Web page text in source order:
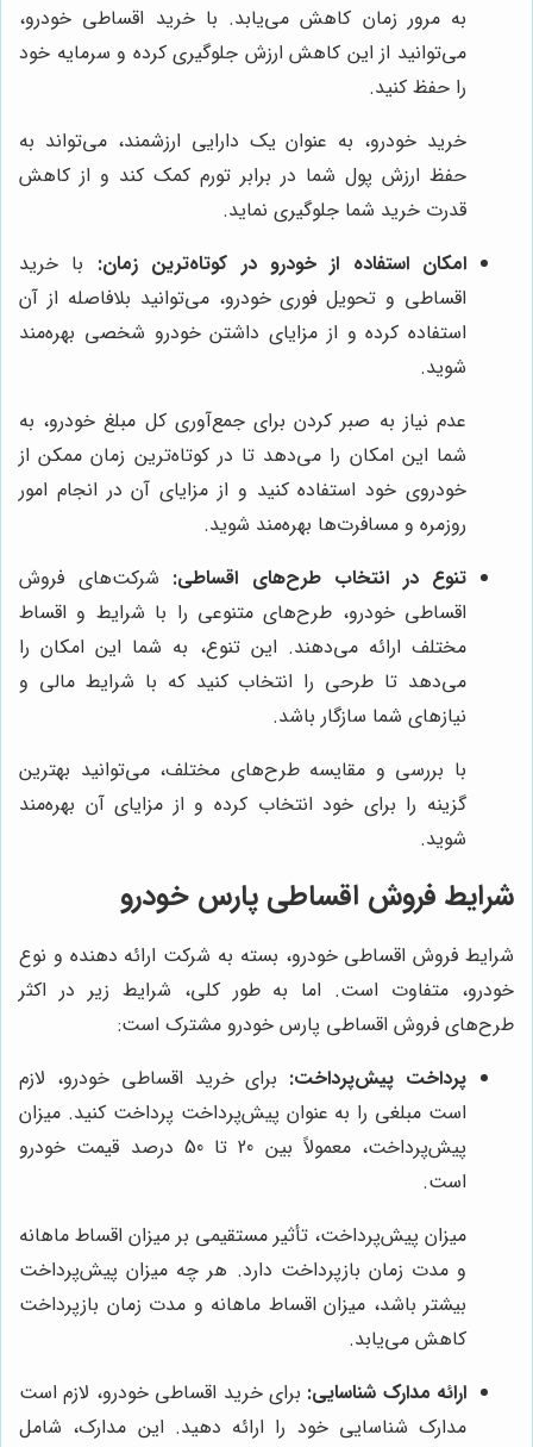
به مرور زمان کاهش می‌یابد. با خرید اقساطی خودرو،
می‌توانید از این کاهش ارزش جلوگیری کرده و سرمایه خود
را حفظ کنید.
خرید خودرو، به عنوان یک دارایی ارزشمند، می‌تواند به
حفظ ارزش پول شما در برابر تورم کمک کند و از کاهش
قدرت خرید شما جلوگیری نماید.
امکان استفاده از خودرو در کوتاه‌ترین زمان: با خرید
اقساطی و تحویل فوری خودرو، می‌توانید بلافاصله از آن
استفاده کرده و از مزایای داشتن خودرو شخصی بهره‌مند
شوید.
عدم نیاز به صبر کردن برای جمع‌آوری کل مبلغ خودرو، به
شما این امکان را می‌دهد تا در کوتاه‌ترین زمان ممکن از
خودروی خود استفاده کنید و از مزایای آن در انجام امور
روزمره و مسافرت‌ها بهره‌مند شوید.
تنوع در انتخاب طرح‌های اقساطی: شرکت‌های فروش
اقساطی خودرو، طرح‌های متنوعی را با شرایط و اقساط
مختلف ارائه می‌دهند. این تنوع، به شما این امکان را
می‌دهد تا طرحی را انتخاب کنید که با شرایط مالی و
نیازهای شما سازگار باشد.
با بررسی و مقایسه طرح‌های مختلف، می‌توانید بهترین
گزینه را برای خود انتخاب کرده و از مزایای آن بهره‌مند
شوید.
شرایط فروش اقساطی پارس خودرو
شرایط فروش اقساطی خودرو، بسته به شرکت ارائه دهنده و نوع
خودرو، متفاوت است. اما به طور کلی، شرایط زیر در اکثر
طرح‌های فروش اقساطی پارس خودرو مشترک است:
پرداخت پیش‌پرداخت: برای خرید اقساطی خودرو، لازم
است مبلغی را به عنوان پیش‌پرداخت پرداخت کنید. میزان
پیش‌پرداخت، معمولاً بین 20 تا 50 درصد قیمت خودرو
است.
میزان پیش‌پرداخت، تأثیر مستقیمی بر میزان اقساط ماهانه
و مدت زمان بازپرداخت دارد. هر چه میزان پیش‌پرداخت
بیشتر باشد، میزان اقساط ماهانه و مدت زمان بازپرداخت
کاهش می‌یابد.
ارائه مدارک شناسایی: برای خرید اقساطی خودرو، لازم است
مدارک شناسایی خود را ارائه دهید. این مدارک، شامل